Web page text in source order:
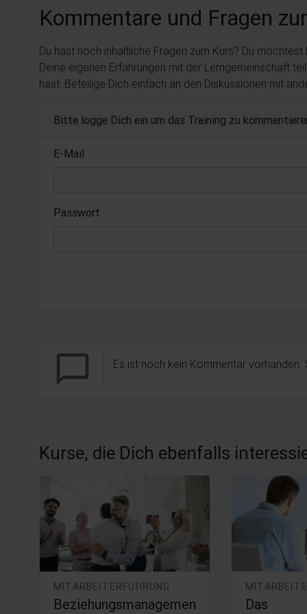
Kommentare und Fragen
Du hast noch inhaltliche Fragen zum Kurs? Du
Deine eigenen Erfahrungen mit der Lerngemeinschaft
hast: Beteilige Dich einfach an den Diskussionen mit
Bitte logge Dich ein um das Training zu
E-Mail
Passwort
chat_bubble_outline Es ist noch kein Kommentar
Kurse, die Dich ebenfalls
MITARBEITERFÜHRUNG
Beziehungsmanagemen Das